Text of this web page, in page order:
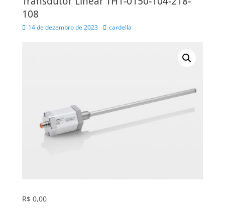
108
Posted
14 de dezembro de 2023 Autor
cardella
R$ 0,00